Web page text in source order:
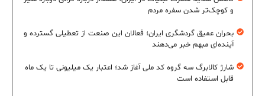
و کوچک‌تر شدن سفره مردم
بحران عمیق گردشگری ایران؛ فعالان این صنعت از تعطیلی گسترده و
آینده‌ای مبهم خبر می‌دهند
شارژ کالابرگ سه گروه کد ملی آغاز شد؛ اعتبار یک میلیونی تا یک ماه
قابل استفاده است